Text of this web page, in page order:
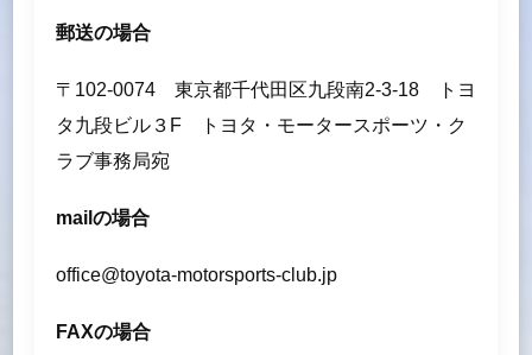
郵送の場合
〒102-0074 東京都千代田区九段南2-3-18 トヨ
タ九段ビル３F トヨタ・モータースポーツ・ク
ラブ事務局宛
mailの場合
office@toyota-motorsports-club.jp
FAXの場合